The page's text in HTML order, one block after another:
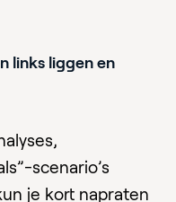
links liggen en
scenario’s
je kort napraten